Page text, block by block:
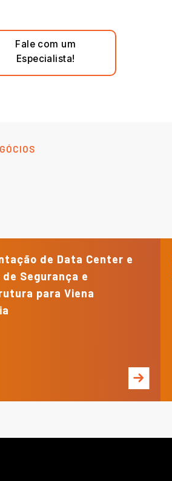
Fale com um
Especialista!
de Data Center e
Segurança e
para Viena